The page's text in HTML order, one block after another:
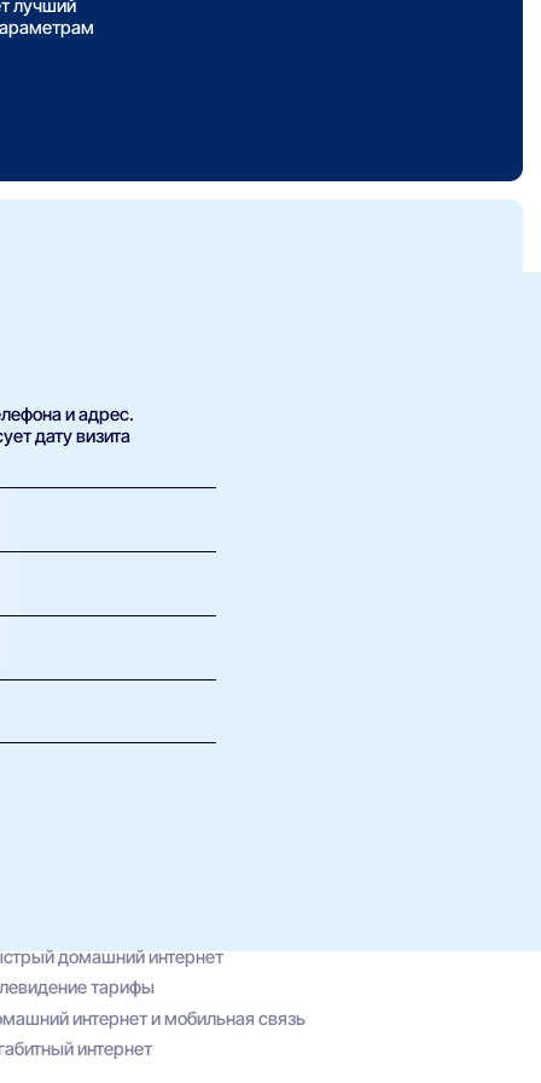
лучший
и адрес.
дату визита
от выбранного
актуальные
это указано в
сайта.
домашний интернет
тарифы
интернет и мобильная связь
интернет